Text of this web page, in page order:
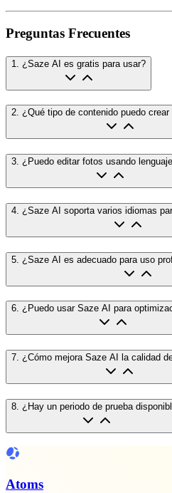
Preguntas Frecuentes
1 ¿Saze AI es gratis para usar?
2. ¿Qué tipo de contenido puedo
3. ¿Puedo editar fotos usando
4 ¿Saze AI soporta varios idiomas
5 ¿Saze AI es adecuado para uso
6. ¿Puedo usar Saze AI para
7 ¿Cómo mejora Saze AI la calidad
8 ¿Hay un periodo de prueba
Atoms